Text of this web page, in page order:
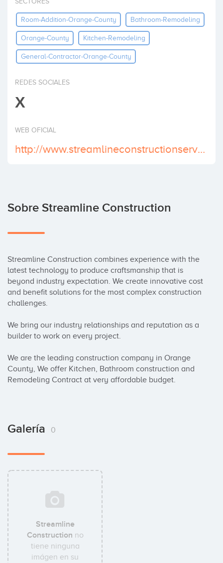
Room-Addition-Orange-County Bathroom-Remodeling
Orange-County Kitchen-Remodeling
General-Contractor-Orange-County
REDES SOCIALES
X
WEB OFICIAL
http://www.streamlineconstructionservices.com
Sobre Streamline Construction
Streamline Construction combines experience with the
latest technology to produce craftsmanship that is
beyond industry expectation. We create innovative cost
and benefit solutions for the most complex construction
challenges.
We bring our industry relationships and reputation as a
builder to work on every project.
We are the leading construction company in Orange
County, We offer Kitchen, Bathroom construction and
Remodeling Contract at very affordable budget.
Galería 0
Streamline
Construction no
tiene ninguna
imágen en su